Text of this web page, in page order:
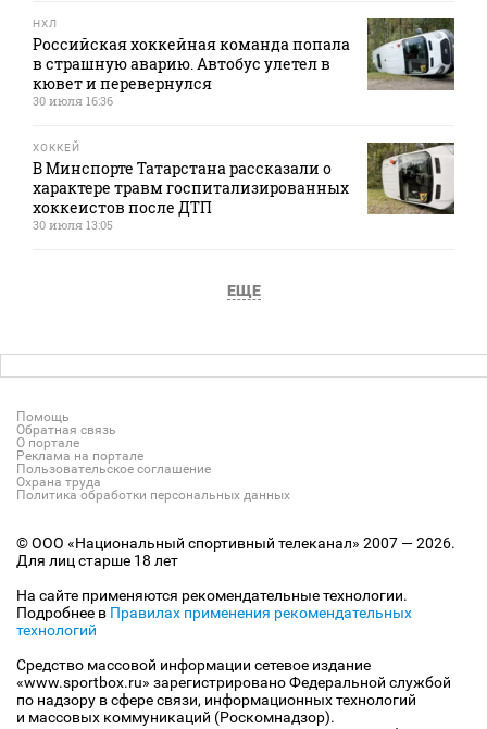
НХЛ
Российская хоккейная команда попала
в страшную аварию. Автобус улетел в
кювет и перевернулся
30 июля 16:36
ХОККЕЙ
В Минспорте Татарстана рассказали о
характере травм госпитализированных
хоккеистов после ДТП
30 июля 13:05
ЕЩЕ
Помощь
Обратная связь
О портале
Реклама на портале
Пользовательское соглашение
Охрана труда
Политика обработки персональных данных
© ООО «Национальный спортивный телеканал» 2007 — 2026.
Для лиц старше 18 лет
На сайте применяются рекомендательные технологии.
Подробнее в Правилах применения рекомендательных
технологий
Средство массовой информации сетевое издание
«www.sportbox.ru» зарегистрировано Федеральной службой
по надзору в сфере связи, информационных технологий
и массовых коммуникаций (Роскомнадзор).